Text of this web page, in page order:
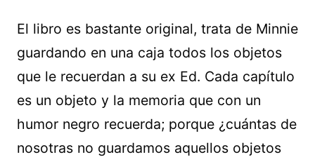
El libro es bastante original, trata de Minnie
guardando en una caja todos los objetos
que le recuerdan a su ex Ed. Cada capítulo
es un objeto y la memoria que con un
humor negro recuerda; porque ¿cuántas de
nosotras no guardamos aquellos objetos